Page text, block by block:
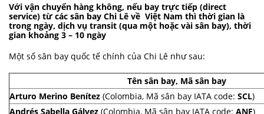
Với vận chuyển hàng không, nếu bay trực tiếp (direct
service) từ các sân bay Chi Lê về Việt Nam thì thời gian là
trong ngày, dịch vụ transit (qua một hoặc vài sân bay), thời
gian khoảng 3 – 10 ngày
Một số sân bay quốc tế chính của Chi Lê như sau:
Tên sân bay, Mã sân bay
Arturo Merino Benítez (Colombia, Mã sân bay IATA code: SCL)
Andrés Sabella Gálvez (Colombia, Mã sân bay IATA code: ANF)